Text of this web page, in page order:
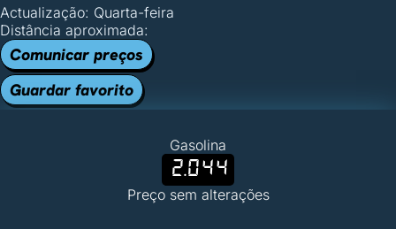
Actualização: Quarta-feira
Distância aproximada:
Comunicar preços
Guardar favorito
Gasolina
2.044
Preço sem alterações